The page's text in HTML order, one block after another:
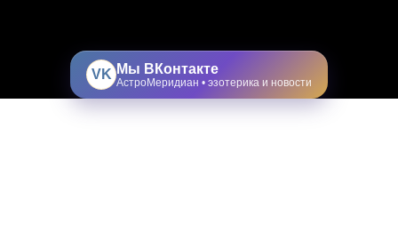
VK Мы ВКонтакте
АстроМеридиан • эзотерика и новости